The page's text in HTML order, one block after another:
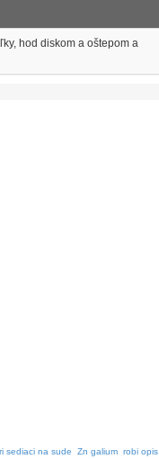
hod diskom a oštepom a
sediaci na sude Zn galium robi opis